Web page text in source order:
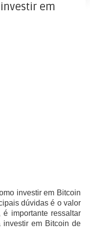
em
investir em Bitcoin
dúvidas é o valor
importante ressaltar
em Bitcoin de